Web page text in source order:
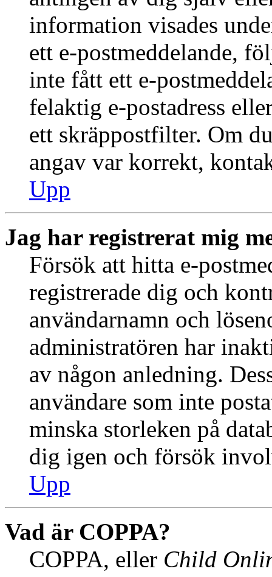
information visades
ett e-postmeddelande,
inte fått ett e-
felaktig e-postadress
ett skräppostfilter. Om
angav var korrekt,
Upp
Jag har registrerat mig
Försök att hitta e-
registrerade dig och
användarnamn och
administratören har
av någon anledning.
användare som inte
minska storleken på
dig igen och försök
Upp
Vad är COPPA?
COPPA, eller Child